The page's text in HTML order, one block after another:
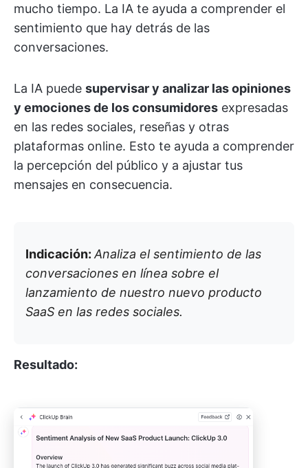
mucho tiempo. La IA te ayuda a comprender el
sentimiento que hay detrás de las
conversaciones.
La IA puede supervisar y analizar las opiniones
y emociones de los consumidores expresadas
en las redes sociales, reseñas y otras
plataformas online. Esto te ayuda a comprender
la percepción del público y a ajustar tus
mensajes en consecuencia.
Indicación: Analiza el sentimiento de las
conversaciones en línea sobre el
lanzamiento de nuestro nuevo producto
SaaS en las redes sociales.
Resultado: